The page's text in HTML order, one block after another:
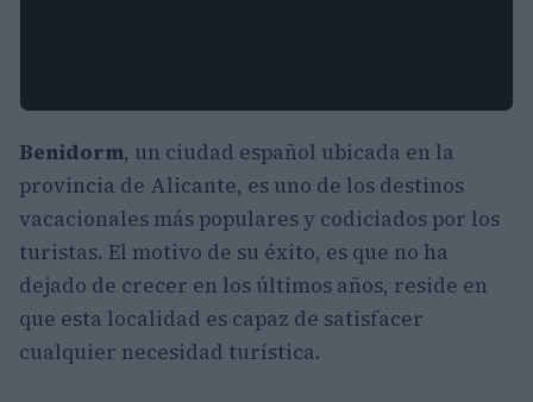
Benidorm, un ciudad español ubicada en la
provincia de Alicante, es uno de los destinos
vacacionales más populares y codiciados por los
turistas. El motivo de su éxito, es que no ha
dejado de crecer en los últimos años, reside en
que esta localidad es capaz de satisfacer
cualquier necesidad turística.